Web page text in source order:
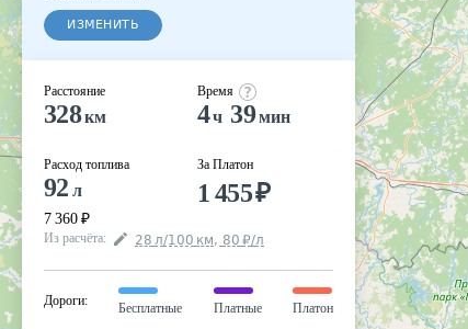
ИЗМЕНИТЬ
Расстояние
328км
Расход топлива
92 л
7 360 ₽
Время
4ч 39мин
За Платон
1 455₽
Из расчёта: 28 л/100 км, 80 ₽/л
Дороги:
Бесплатные Платные Платон